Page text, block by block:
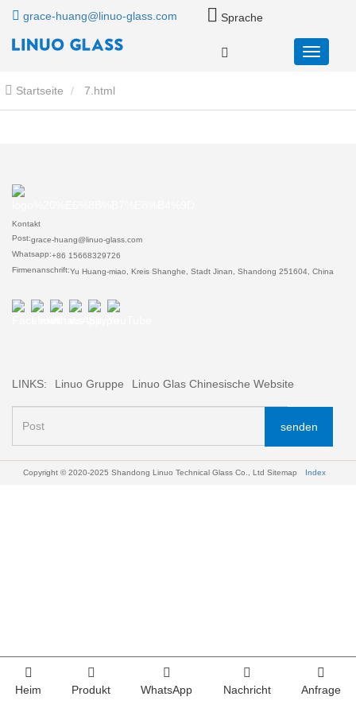
grace-huang@linuo-glass.com Sprache
Startseite 7.html
Kontakt
Post:grace-huang@linuo-glass.com
Whatsapp:+86 15668329726
Firmenanschrift:Yu Huang-miao, Kreis Shanghe, Stadt Jinan, Shandong 251604, China
LINKS: Linuo Gruppe Linuo Glas Chinesische Website
senden
Copyright © 2020-2025 Shandong Linuo Technical Glass Co., Ltd Sitemap Index
Heim Produkt WhatsApp Nachricht Anfrage